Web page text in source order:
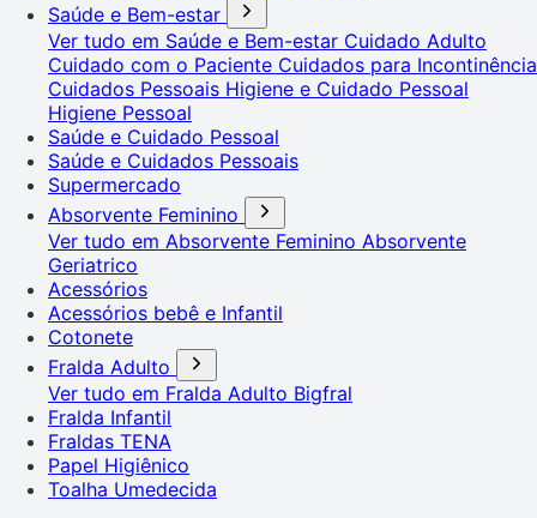
Saúde e Bem-estar
Ver tudo em Saúde e Bem-estar Cuidado Adulto
Cuidado com o Paciente Cuidados para Incontinência
Cuidados Pessoais Higiene e Cuidado Pessoal
Higiene Pessoal
Saúde e Cuidado Pessoal
Saúde e Cuidados Pessoais
Supermercado
Absorvente Feminino
Ver tudo em Absorvente Feminino Absorvente
Geriatrico
Acessórios
Acessórios bebê e Infantil
Cotonete
Fralda Adulto
Ver tudo em Fralda Adulto Bigfral
Fralda Infantil
Fraldas TENA
Papel Higiênico
Toalha Umedecida